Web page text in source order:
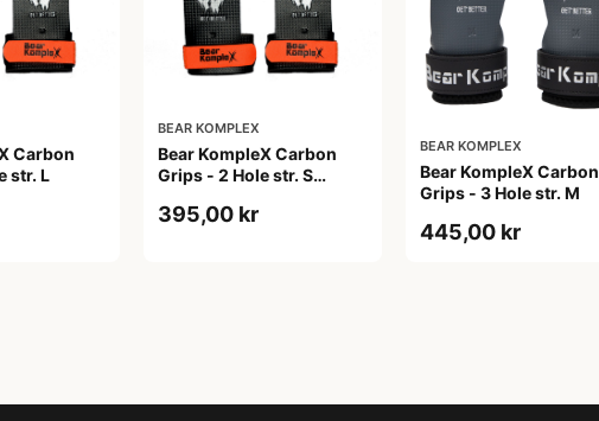
Carbon
str. L
BEAR KOMPLEX
Bear KompleX Carbon
Grips - 2 Hole str. S
sort
395,00 kr
BEAR KOMPLEX
Bear KompleX Carbon
Grips - 3 Hole str. M
445,00 kr